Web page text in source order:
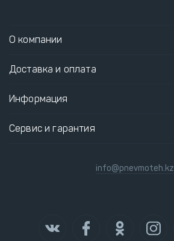
О компании
Доставка и оплата
Информация
Сервис и гарантия
info@pnevmoteh.kz